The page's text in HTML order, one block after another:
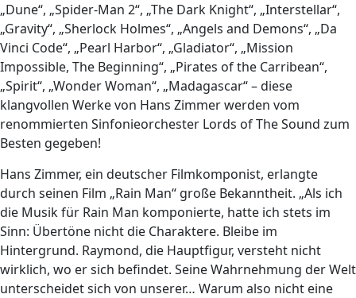
„Dune“, „Spider-Man 2“, „The Dark Knight“, „Interstellar“,
„Gravity“, „Sherlock Holmes“, „Angels and Demons“, „Da
Vinci Code“, „Pearl Harbor“, „Gladiator“, „Mission
Impossible, The Beginning“, „Pirates of the Carribean“,
„Spirit“, „Wonder Woman“, „Madagascar“ – diese
klangvollen Werke von Hans Zimmer werden vom
renommierten Sinfonieorchester Lords of The Sound zum
Besten gegeben!
Hans Zimmer, ein deutscher Filmkomponist, erlangte
durch seinen Film „Rain Man“ große Bekanntheit. „Als ich
die Musik für Rain Man komponierte, hatte ich stets im
Sinn: Übertöne nicht die Charaktere. Bleibe im
Hintergrund. Raymond, die Hauptfigur, versteht nicht
wirklich, wo er sich befindet. Seine Wahrnehmung der Welt
unterscheidet sich von unserer… Warum also nicht eine